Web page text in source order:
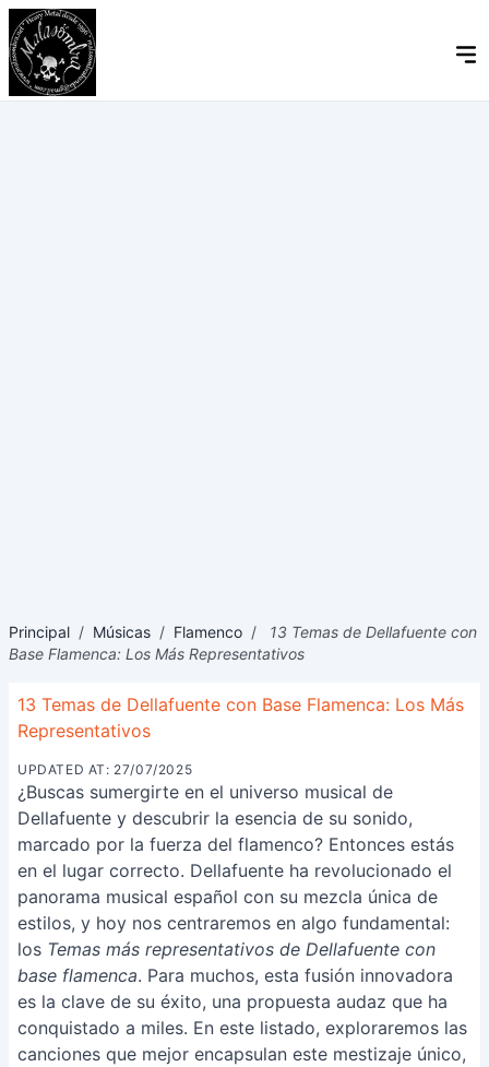
Principal / Músicas / Flamenco /
13 Temas de Dellafuente con
Base Flamenca: Los Más Representativos
13 Temas de Dellafuente con Base Flamenca: Los Más
Representativos
UPDATED AT: 27/07/2025
¿Buscas sumergirte en el universo musical de
Dellafuente y descubrir la esencia de su sonido,
marcado por la fuerza del flamenco? Entonces estás
en el lugar correcto. Dellafuente ha revolucionado el
panorama musical español con su mezcla única de
estilos, y hoy nos centraremos en algo fundamental:
los Temas más representativos de Dellafuente con
base flamenca. Para muchos, esta fusión innovadora
es la clave de su éxito, una propuesta audaz que ha
conquistado a miles. En este listado, exploraremos las
canciones que mejor encapsulan este mestizaje único,